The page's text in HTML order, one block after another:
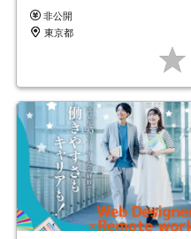
非公開
東京都